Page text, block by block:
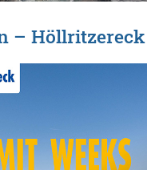
– Höllritzereck